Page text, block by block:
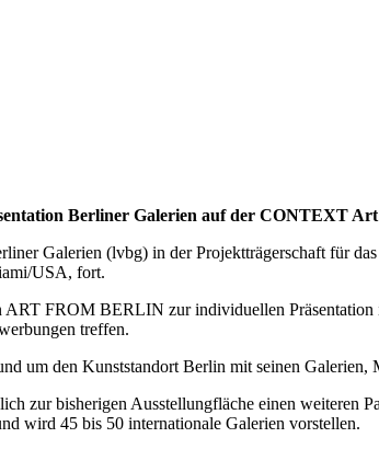
Berliner Galerien auf der CONTEXT
Galerien (lvbg) in der Projektträgerschaft für
USA, fort.
FROM BERLIN zur individuellen Präsentation
treffen.
um den Kunststandort Berlin mit seinen Galerien,
zur bisherigen Ausstellungfläche einen weiteren
wird 45 bis 50 internationale Galerien vorstellen.